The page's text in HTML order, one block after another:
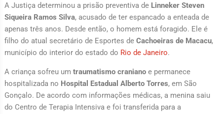
A Justiça determinou a prisão preventiva de Linneker Steven
Siqueira Ramos Silva, acusado de ter espancado a enteada de
apenas três anos. Desde então, o homem está foragido. Ele é
filho do atual secretário de Esportes de Cachoeiras de Macacu,
município do interior do estado do Rio de Janeiro.
A criança sofreu um traumatismo cranianoe permanece
hospitalizada no Hospital Estadual Alberto Torres, em São
Gonçalo. De acordo com informações médicas, a menina saiu
do Centro de Terapia Intensiva e foi transferida para a